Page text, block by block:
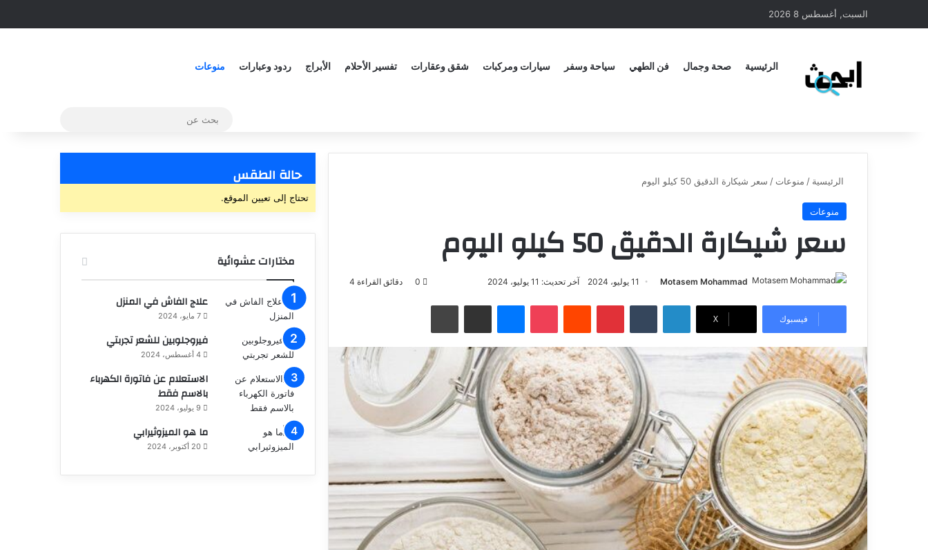
السبت, أغسطس 8 2026
الرئيسية صحة وجمال فن الطهي سياحة وسفر سيارات ومركبات شقق وعقارات تفسير الأحلام الأبراج ردود وعبارات منوعات
الرئيسية / منوعات / سعر شيكارة الدقيق 50 كيلو اليوم
منوعات
سعر شيكارة الدقيق 50 كيلو اليوم
Motasem Mohammad 11 يوليو، 2024 آخر تحديث: 11 يوليو، 2024 0 دقائق القراءة 4
فيسبوك X
حالة الطقس
تحتاج إلى تعيين الموقع.
مختارات عشوائية
علاج الفاش في المنزل
7 مايو، 2024
فيروجلوبين للشعر تجربتي
4 أغسطس، 2024
الاستعلام عن فاتورة الكهرباء
بالاسم فقط
9 يوليو، 2024
ما هو الميزوثيرابي
20 أكتوبر، 2024